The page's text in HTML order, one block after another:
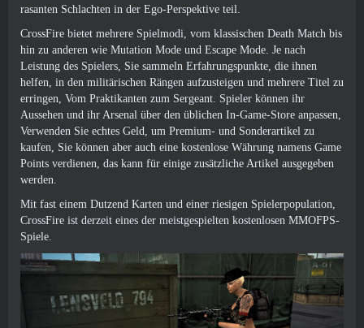
rasanten Schlachten in der Ego-Perspektive teil.
CrossFire bietet mehrere Spielmodi, vom klassischen Death Match bis
hin zu anderen wie Mutation Mode und Escape Mode. Je nach
Leistung des Spielers, Sie sammeln Erfahrungspunkte, die ihnen
helfen, in den militärischen Rängen aufzusteigen und mehrere Titel zu
erringen, Vom Praktikanten zum Sergeant. Spieler können ihr
Aussehen und ihr Arsenal über den üblichen In-Game-Store anpassen,
Verwenden Sie echtes Geld, um Premium- und Sonderartikel zu
kaufen, Sie können aber auch eine kostenlose Währung namens Game
Points verdienen, das kann für einige zusätzliche Artikel ausgegeben
werden.
Mit fast einem Dutzend Karten und einer riesigen Spielerpopulation,
CrossFire ist derzeit eines der meistgespielten kostenlosen MMOFPS-
Spiele.